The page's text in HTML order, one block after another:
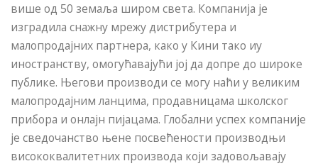
више од 50 земаља широм света. Компанија је
изградила снажну мрежу дистрибутера и
малопродајних партнера, како у Кини тако иу
иностранству, омогућавајући јој да допре до широке
публике. Његови производи се могу наћи у великим
малопродајним ланцима, продавницама школског
прибора и онлајн пијацама. Глобални успех компаније
је сведочанство њене посвећености производњи
висококвалитетних производа који задовољавају